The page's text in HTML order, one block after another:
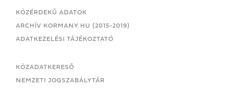
KÖZÉRDEKŰ ADATOK
ARCHÍV KORMANY.HU (2015-2019)
ADATKEZELÉSI TÁJÉKOZTATÓ
KÖZADATKERESŐ
NEMZETI JOGSZABÁLYTÁR